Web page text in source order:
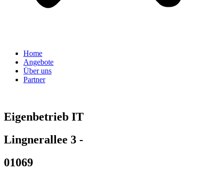
Home
Angebote
Über uns
Partner
Eigenbetrieb IT
Lingnerallee 3 -
01069